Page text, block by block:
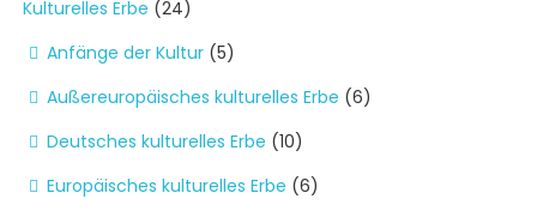
Kulturelles Erbe (24)
Anfänge der Kultur (5)
Außereuropäisches kulturelles Erbe (6)
Deutsches kulturelles Erbe (10)
Europäisches kulturelles Erbe (6)